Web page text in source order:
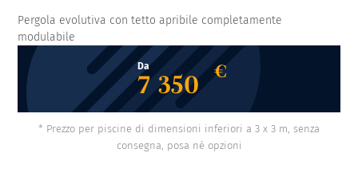
Pergola evolutiva con tetto apribile completamente
modulabile
Da
7 350 €
* Prezzo per piscine di dimensioni inferiori a 3 x 3 m, senza
consegna, posa né opzioni